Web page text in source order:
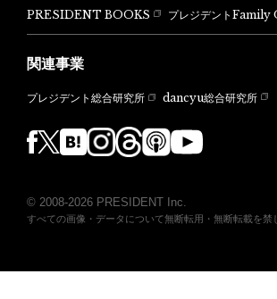
PRESIDENT BOOKS
プレジデントFamily
関連事業
プレジデント総合研究所 dancyu総合研究所
© 2008-2026 PRESIDENT Inc.
すべての画像・データについて無断転用・無断転載を禁